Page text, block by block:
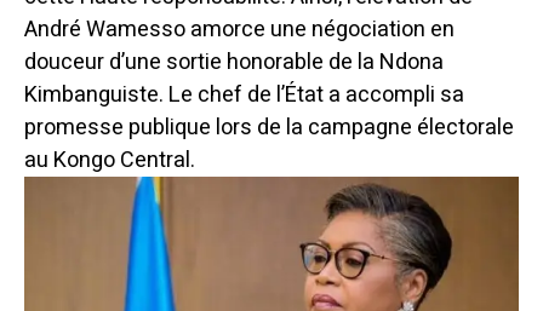
André Wamesso amorce une négociation en
douceur d’une sortie honorable de la Ndona
Kimbanguiste. Le chef de l’État a accompli sa
promesse publique lors de la campagne électorale
au Kongo Central.